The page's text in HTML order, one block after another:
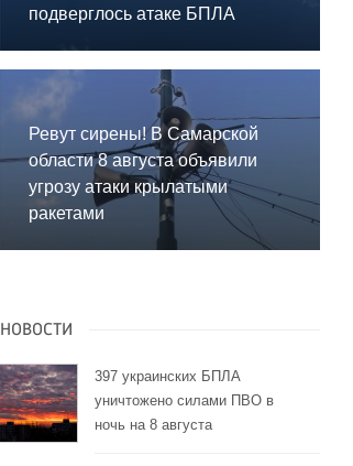
подверглось атаке БПЛА
Ревут сирены! В Самарской
области 8 августа объявили
угрозу атаки крылатыми
ракетами
НОВОСТИ
397 украинских БПЛА
уничтожено силами ПВО в
ночь на 8 августа